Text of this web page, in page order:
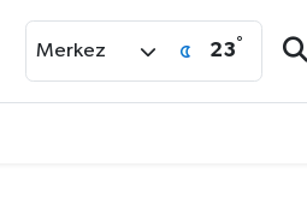
Merkez 23°